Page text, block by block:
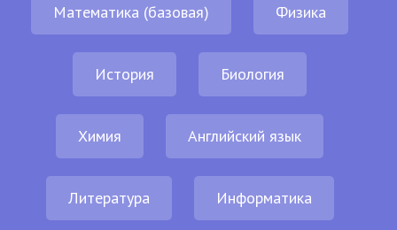
Математика (базовая) Физика
История Биология
Химия Английский язык
Литература Информатика